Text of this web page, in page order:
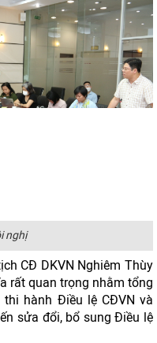
nghị
CĐ DKVN Nghiêm Thùy
rất quan trọng nhằm tổng
hành Điều lệ CĐVN và
sửa đổi, bổ sung Điều lệ